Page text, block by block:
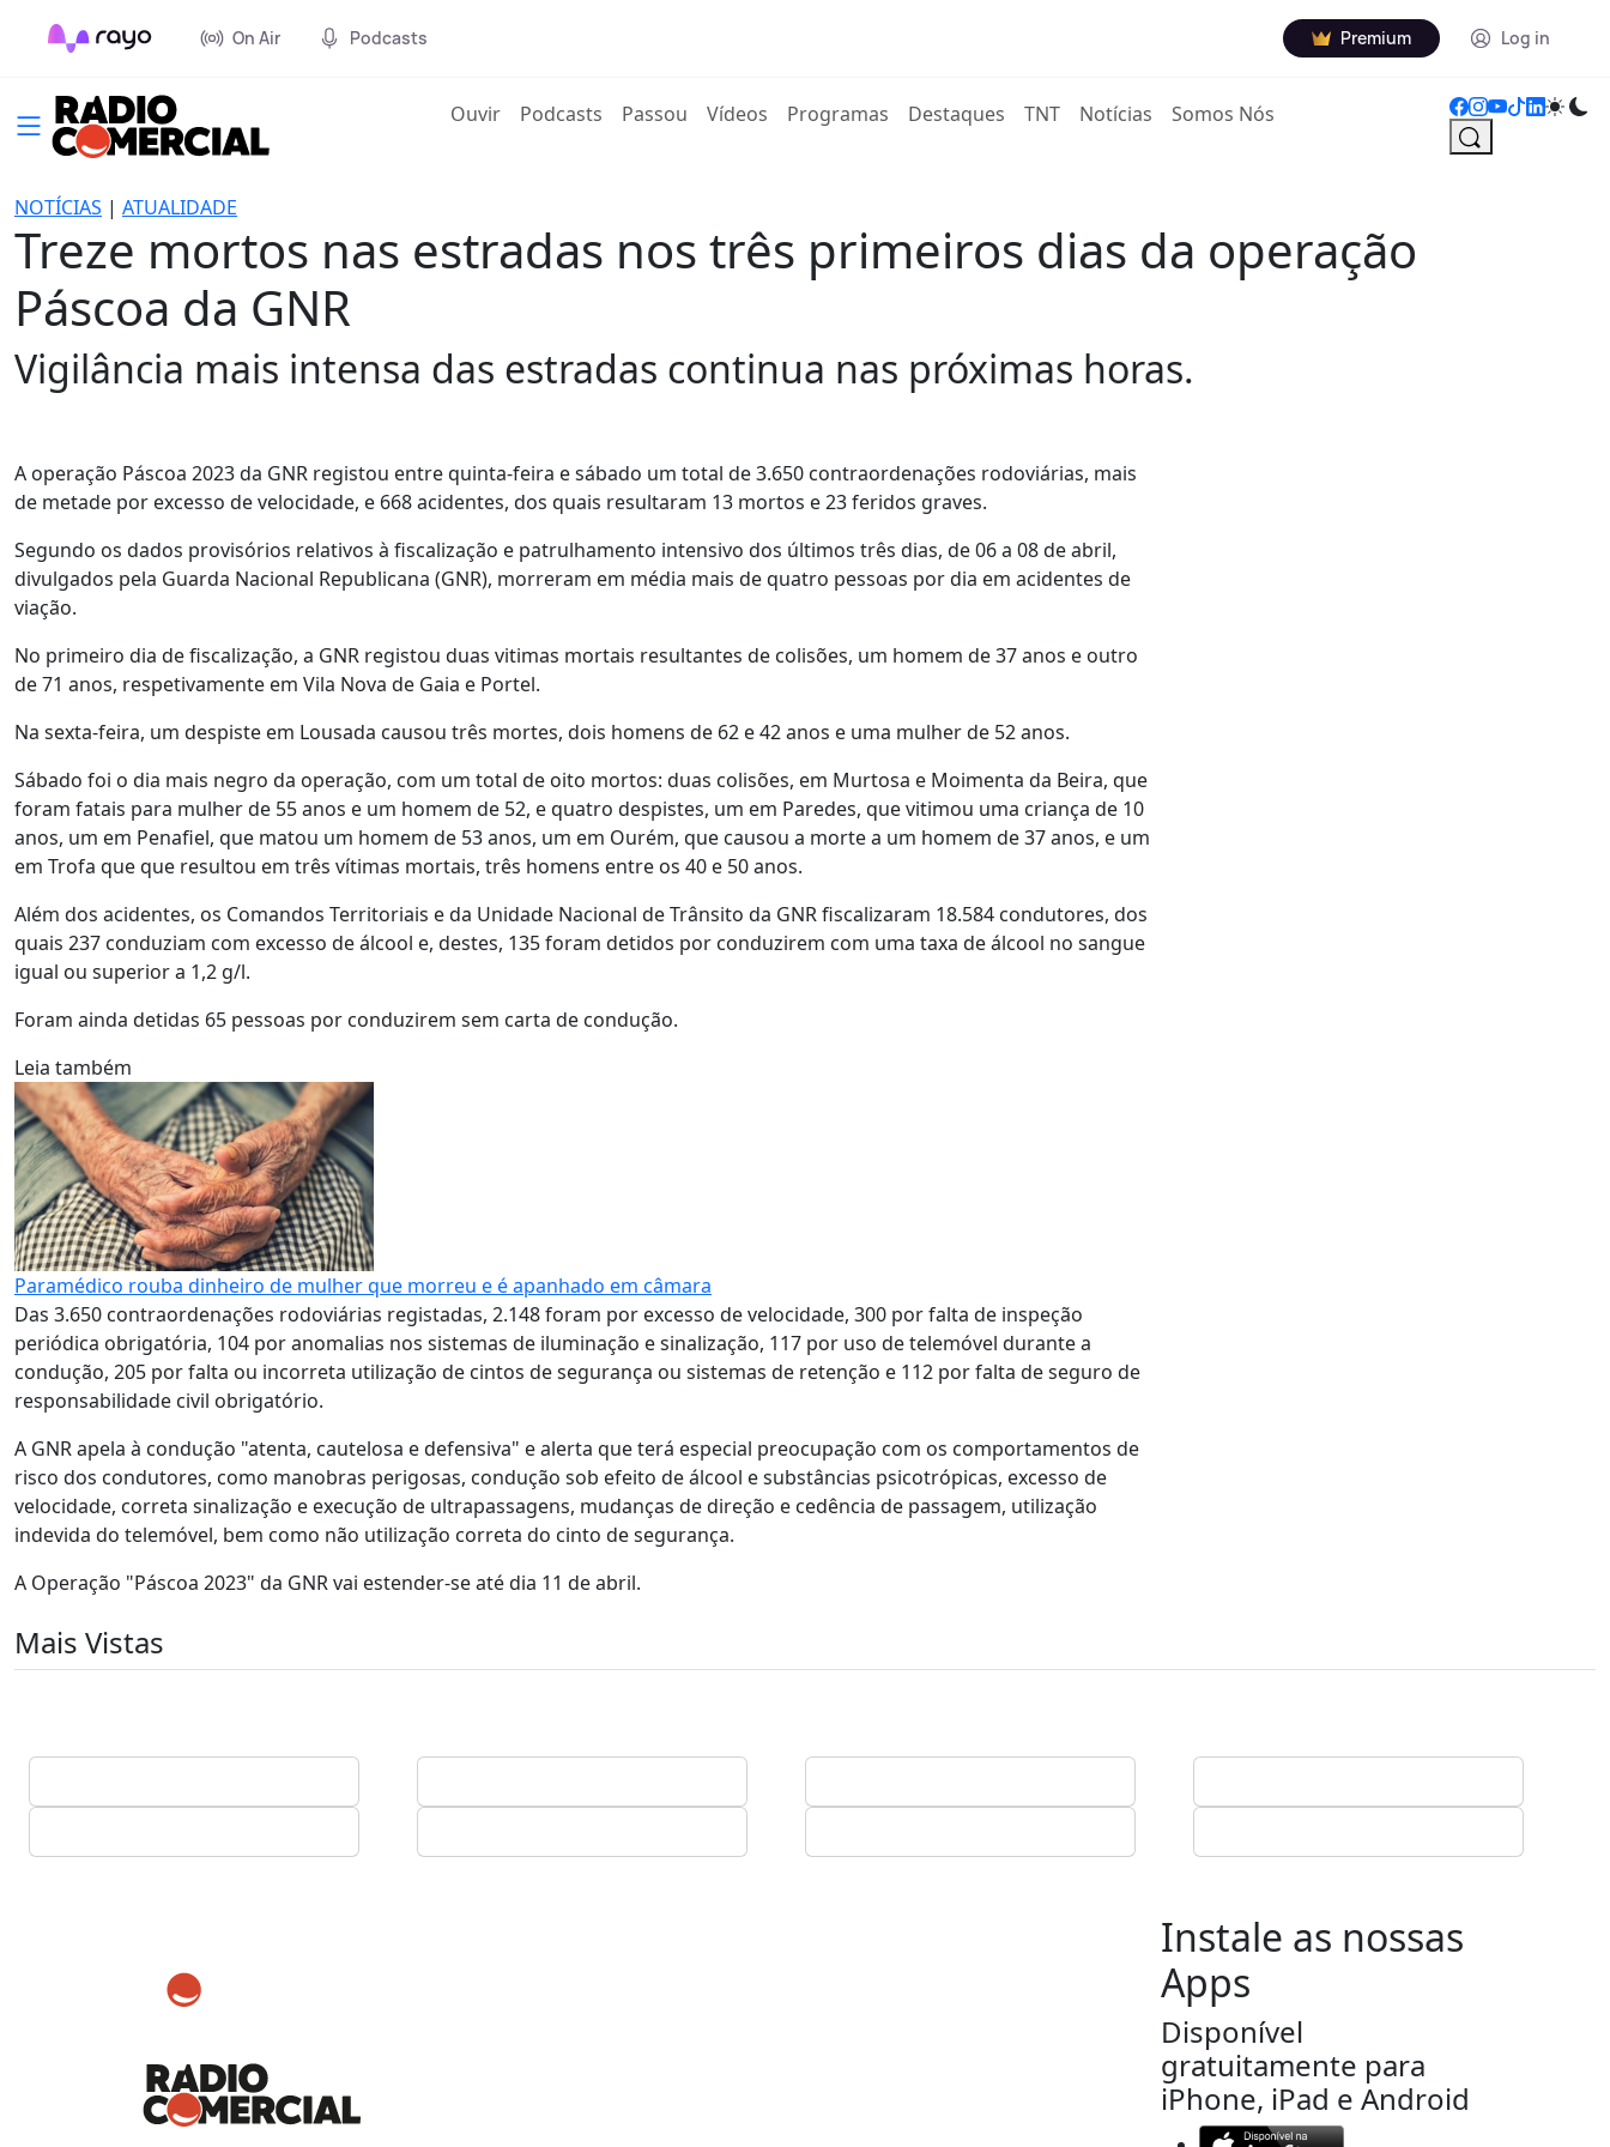
On Air Podcasts Premium Log in
Ouvir(current)
Podcasts Passou Vídeos Programas Destaques TNT Notícias Somos Nós
NOTÍCIAS | ATUALIDADE
Treze mortos nas estradas nos três primeiros dias da operação
Páscoa da GNR
Vigilância mais intensa das estradas continua nas próximas horas.
A operação Páscoa 2023 da GNR registou entre quinta-feira e sábado um total de 3.650 contraordenações rodoviárias, mais
de metade por excesso de velocidade, e 668 acidentes, dos quais resultaram 13 mortos e 23 feridos graves.
Segundo os dados provisórios relativos à fiscalização e patrulhamento intensivo dos últimos três dias, de 06 a 08 de abril,
divulgados pela Guarda Nacional Republicana (GNR), morreram em média mais de quatro pessoas por dia em acidentes de
viação.
No primeiro dia de fiscalização, a GNR registou duas vitimas mortais resultantes de colisões, um homem de 37 anos e outro
de 71 anos, respetivamente em Vila Nova de Gaia e Portel.
Na sexta-feira, um despiste em Lousada causou três mortes, dois homens de 62 e 42 anos e uma mulher de 52 anos.
Sábado foi o dia mais negro da operação, com um total de oito mortos: duas colisões, em Murtosa e Moimenta da Beira, que
foram fatais para mulher de 55 anos e um homem de 52, e quatro despistes, um em Paredes, que vitimou uma criança de 10
anos, um em Penafiel, que matou um homem de 53 anos, um em Ourém, que causou a morte a um homem de 37 anos, e um
em Trofa que que resultou em três vítimas mortais, três homens entre os 40 e 50 anos.
Além dos acidentes, os Comandos Territoriais e da Unidade Nacional de Trânsito da GNR fiscalizaram 18.584 condutores, dos
quais 237 conduziam com excesso de álcool e, destes, 135 foram detidos por conduzirem com uma taxa de álcool no sangue
igual ou superior a 1,2 g/l.
Foram ainda detidas 65 pessoas por conduzirem sem carta de condução.
Leia também
Paramédico rouba dinheiro de mulher que morreu e é apanhado em câmara
Das 3.650 contraordenações rodoviárias registadas, 2.148 foram por excesso de velocidade, 300 por falta de inspeção
periódica obrigatória, 104 por anomalias nos sistemas de iluminação e sinalização, 117 por uso de telemóvel durante a
condução, 205 por falta ou incorreta utilização de cintos de segurança ou sistemas de retenção e 112 por falta de seguro de
responsabilidade civil obrigatório.
A GNR apela à condução "atenta, cautelosa e defensiva" e alerta que terá especial preocupação com os comportamentos de
risco dos condutores, como manobras perigosas, condução sob efeito de álcool e substâncias psicotrópicas, excesso de
velocidade, correta sinalização e execução de ultrapassagens, mudanças de direção e cedência de passagem, utilização
indevida do telemóvel, bem como não utilização correta do cinto de segurança.
A Operação "Páscoa 2023" da GNR vai estender-se até dia 11 de abril.
Mais Vistas
Instale as nossas
Apps
Disponível
gratuitamente para
iPhone, iPad e Android